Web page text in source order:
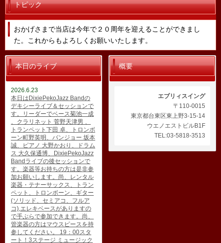
トピック
おかげさまで当店は今年で２０周年を迎えることができまし
た。これからもよろしくお願いいたします。
本日のライブ
2026.6.23
本日はDixiePekoJazz Bandの
デキシーライブ＆セッションで
す。リーダーでベース菊池一成
、クラリネット 菅野天津男 、
トランペット下田 卓、トロンボ
ーン町野英明、バンジョー 坂本
誠、ピアノ 大野かおり、ドラム
ス 大久保通博、DixiePekoJazz
Bandライブの後セッションで
す。楽器等お持ちの方は是非参
加お願いします。尚、レンタル
楽器・テナーサックス、トラン
ペット、トロンボーン、ギター
(ソリッド、セミアコ、フルア
コ),エレキベースがありますの
で手ぶらで参加できます。尚、
管楽器の方はマウスピースを持
参してください。 19：00スタ
ート！3ステージ ミュージック
概要
エブリィスイング
〒110-0015
東京都台東区東上野3-15-14
ウエノエストビルB1F
TEL:03-5818-3513